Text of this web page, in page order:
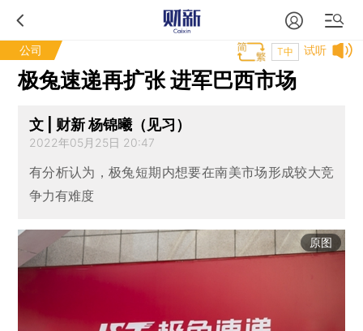
公司 试听
T中
极兔速递再扩张 进军巴西市场
文 | 财新 杨锦曦（见习）
2022年05月25日 20:47
有分析认为，极兔短期内想要在南美市场形成较大竞
争力有难度
原图